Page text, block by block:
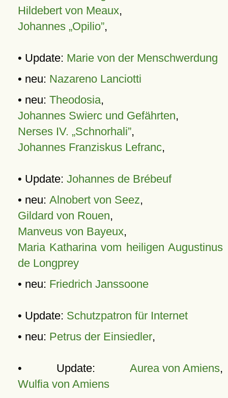
Hildebert von Meaux,
Johannes „Opilio”,
• Update: Marie von der Menschwerdung
• neu: Nazareno Lanciotti
• neu: Theodosia,
Johannes Swierc und Gefährten,
Nerses IV. „Schnorhali”,
Johannes Franziskus Lefranc,
• Update: Johannes de Brébeuf
• neu: Alnobert von Seez,
Gildard von Rouen,
Manveus von Bayeux,
Maria Katharina vom heiligen Augustinus
de Longprey
• neu: Friedrich Janssoone
• Update: Schutzpatron für Internet
• neu: Petrus der Einsiedler,
• Update: Aurea von Amiens,
Wulfia von Amiens